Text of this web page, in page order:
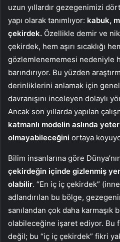
uzun yıllardır gezegenimizi
yapı olarak tanımlıyor: kabuk,
çekirdek. Özellikle demir ve
çekirdek, hem aşırı sıcaklığı
gözlemlenememesi nedeniyle
barındırıyor. Bu yüzden
derinliklerini anlamak için
davranışını inceleyen dolaylı
Ancak son yıllarda yapılan
katmanlı modelin aslında
olmayabileceğini ortaya
Bilim insanlarına göre
çekirdeğin içinde gizlenmiş
olabilir. “En iç iç çekirdek”
adlandırılan bu bölge,
sanılandan çok daha karmaşık
olabileceğine işaret ediyor. Bu
değil; bu “iç iç çekirdek” fikri